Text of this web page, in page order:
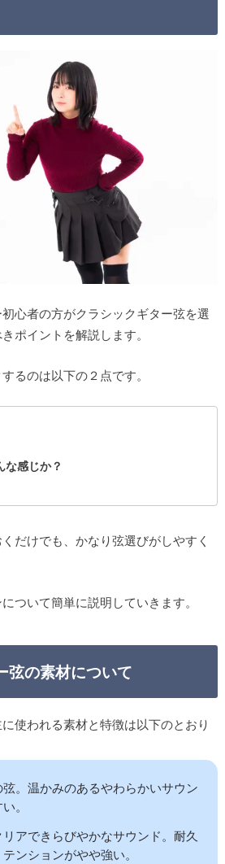
心者の方がクラシックギター弦を選
ポイントを解説します。
るのは以下の２点です。
な感じか？
だけでも、かなり弦選びがしやすく
ついて簡単に説明していきます。
弦の素材について
使われる素材と特徴は以下のとおり
。温かみのあるやわらかいサウン
。
アできらびやかなサウンド。耐久
ンションがやや強い。